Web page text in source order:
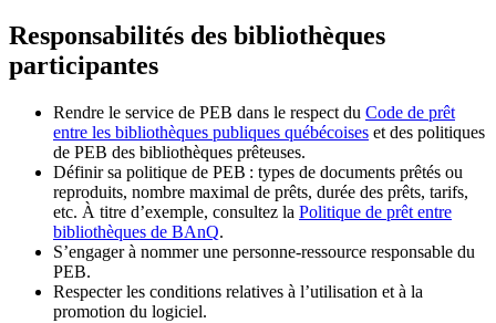
Responsabilités des bibliothèques
participantes
Rendre le service de PEB dans le respect du Code de prêt
entre les bibliothèques publiques québécoises et des politiques
de PEB des bibliothèques prêteuses.
Définir sa politique de PEB : types de documents prêtés ou
reproduits, nombre maximal de prêts, durée des prêts, tarifs,
etc. À titre d’exemple, consultez la Politique de prêt entre
bibliothèques de BAnQ.
S’engager à nommer une personne-ressource responsable du
PEB.
Respecter les conditions relatives à l’utilisation et à la
promotion du logiciel.